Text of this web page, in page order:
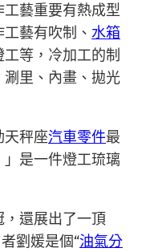
藝重要有熱成型
藝有吹制、 水箱
等，冷加工的制
里、內畫、拋光
天秤座汽車零件最
是一件燈工琉璃
，還展出了一頂
劉媛是個“油氣分